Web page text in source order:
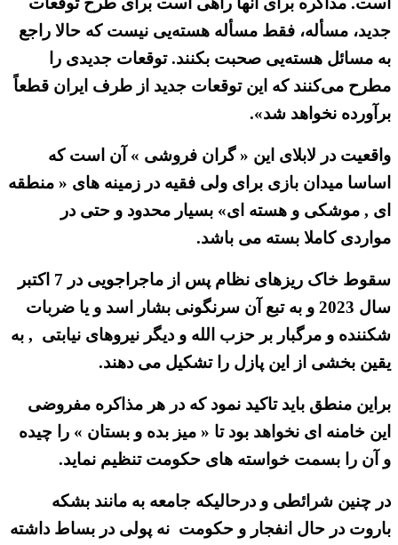
جدید، مسأله، فقط مسأله هسته‌یی نیست که حالا راجع
به مسائل هسته‌یی صحبت بکنند. توقعات جدیدی را
مطرح می‌کنند که این توقعات جدید از طرف ایران قطعاً
برآورده نخواهد شد».
واقعیت در لابلای این « گران فروشی » آن است که
اساسا میدان بازی برای ولی فقیه در زمینه های « منطقه
ای , موشکی و هسته ای» بسیار محدود و حتی در
مواردی کاملا بسته می باشد.
سقوط خاک ریزهای نظام پس از ماجراجویی در 7 اکتبر
سال 2023 و به تبع آن سرنگونی بشار اسد و یا ضربات
شکننده و مرگبار بر حزب الله و دیگر نیروهای نیابتی , به
یقین بخشی از این پازل را تشکیل می دهند.
براین منطق باید تاکید نمود که در هر مذاکره مفروضی
این خامنه ای نخواهد بود تا « میز بده و بستان » را چیده
و آن را بسمت خواسته های حکومت تنظیم نماید.
در چنین شرائطی و درحالیکه جامعه به مانند بشکه
باروت در حال انفجار و حکومت نه پولی در بساط داشته